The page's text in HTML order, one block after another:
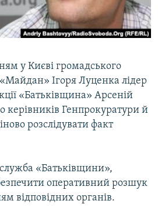
у Києві громадського
Ігоря Луценка лідер
«Батьківщина» Арсеній
керівників Генпрокуратури й
розслідувати факт
«Батьківщини»,
оперативний розшук
відповідних органів.